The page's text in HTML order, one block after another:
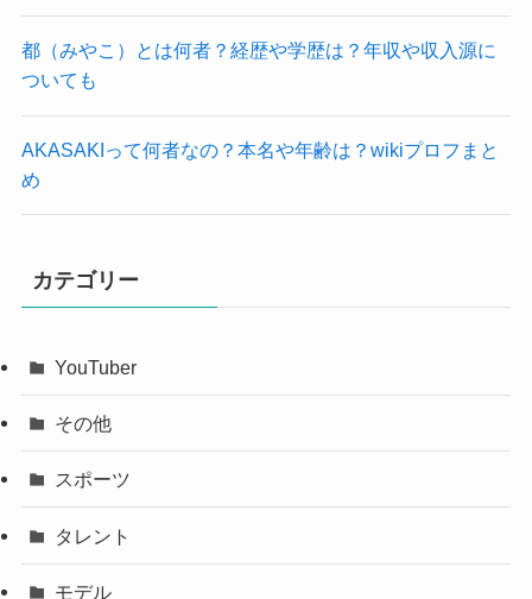
都（みやこ）とは何者？経歴や学歴は？年収や収入源に
ついても
AKASAKIって何者なの？本名や年齢は？wikiプロフまと
め
カテゴリー
YouTuber
その他
スポーツ
タレント
モデル